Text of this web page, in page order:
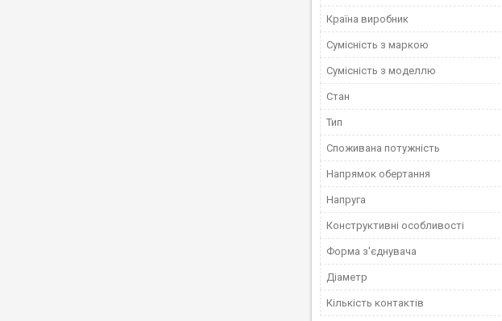
Країна виробник
Сумісність з маркою
Сумісність з моделлю
Стан
Тип
Споживана потужність
Напрямок обертання
Напруга
Конструктивні особливості
Форма з'єднувача
Діаметр
Кількість контактів